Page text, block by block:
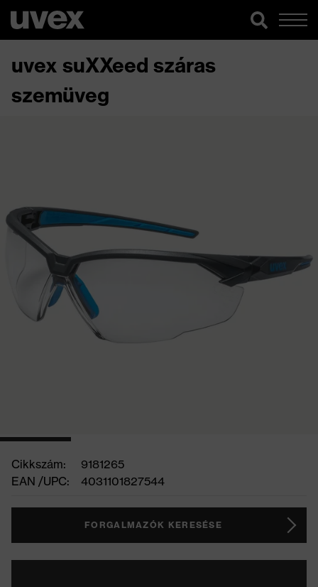
uvex suXXeed száras
szemüveg
Cikkszám:
9181265
EAN /UPC:
4031101827544
FORGALMAZÓK KERESÉSE